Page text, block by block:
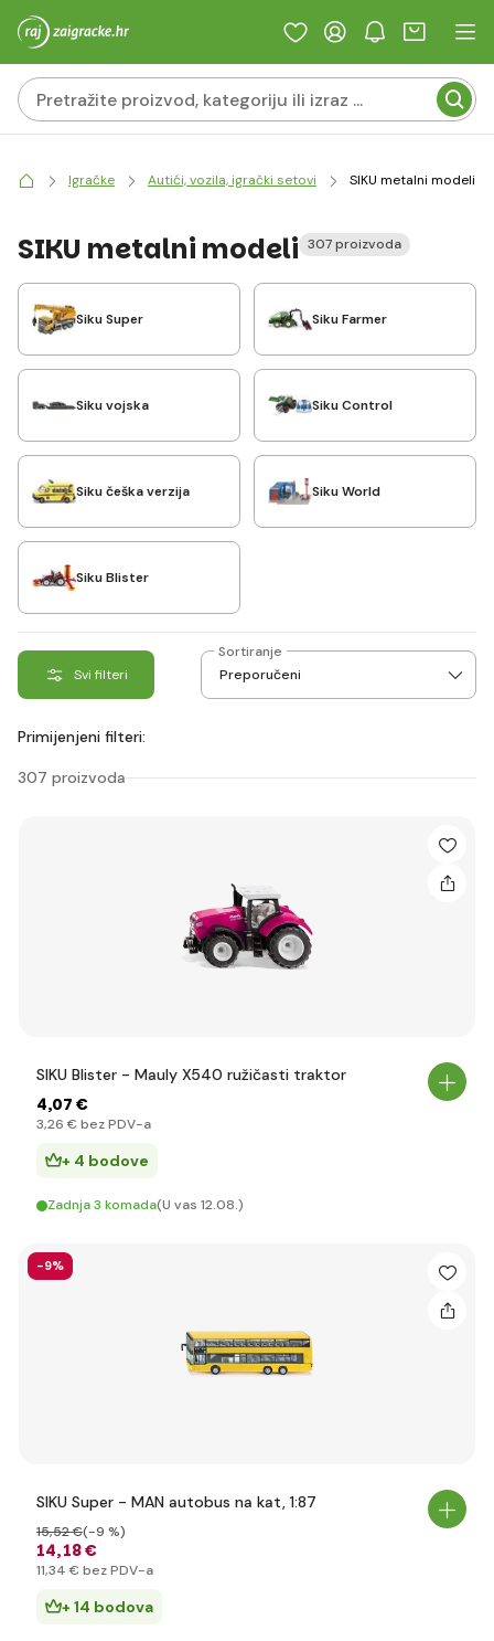
Igračke Autići, vozila, igrački setovi SIKU metalni modeli
SIKU metalni modeli 307 proizvoda
Siku Super Siku Farmer
Siku vojska Siku Control
Siku češka verzija Siku World
Siku Blister
Svi filteri
Sortiranje
Primijenjeni filteri:
307 proizvoda
SIKU Blister - Mauly X540 ružičasti traktor
4,07 €
3,26 € bez PDV-a
+ 4 bodove
Zadnja 3 komada(U vas 12.08.)
-9%
SIKU Super - MAN autobus na kat, 1:87
14,18 €
15,52 €(-9 %)
11,34 € bez PDV-a
+ 14 bodova